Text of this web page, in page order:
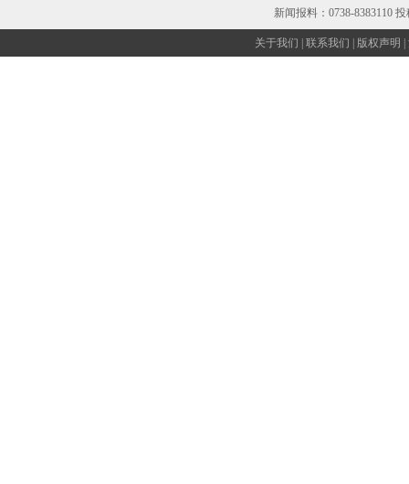
新闻报料：0738-8383110
关于我们 | 联系我们 | 版权声明 |